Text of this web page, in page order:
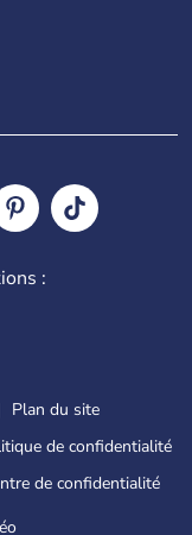
:
Plan du site
de confidentialité
de confidentialité